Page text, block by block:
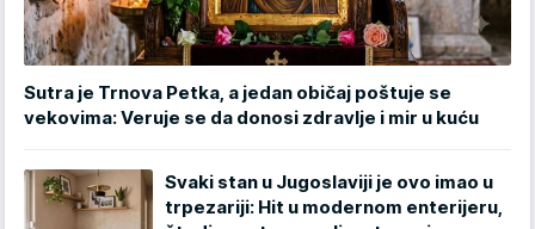
Sutra je Trnova Petka, a jedan običaj poštuje se
vekovima: Veruje se da donosi zdravlje i mir u kuću
Svaki stan u Jugoslaviji je ovo imao u
trpezariji: Hit u modernom enterijeru,